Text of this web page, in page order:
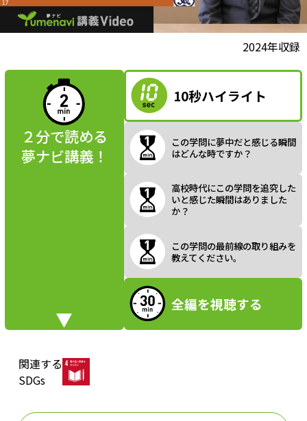
a
y
V
i
2024年収録
２分で読める
夢ナビ講義！
10秒ハイライト
この学問に夢中だと感じる瞬間
はどんな時ですか？
高校時代にこの学問を追究した
いと感じた瞬間はありました
か？
この学問の最前線の取り組みを
教えてください。
全編を視聴する
関連する
SDGs